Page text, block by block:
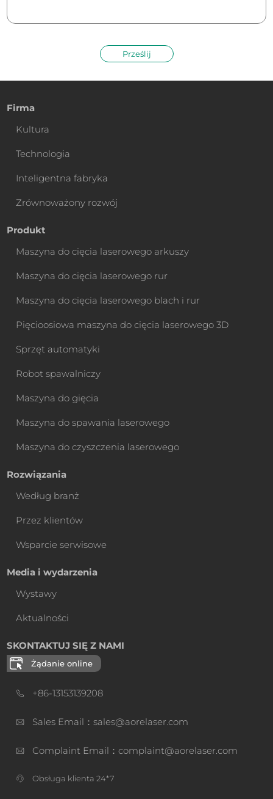
Prześlij
Firma
Kultura
Technologia
Inteligentna fabryka
Zrównoważony rozwój
Produkt
Maszyna do cięcia laserowego arkuszy
Maszyna do cięcia laserowego rur
Maszyna do cięcia laserowego blach i rur
Pięcioosiowa maszyna do cięcia laserowego 3D
Sprzęt automatyki
Robot spawalniczy
Maszyna do gięcia
Maszyna do spawania laserowego
Maszyna do czyszczenia laserowego
Rozwiązania
Według branż
Przez klientów
Wsparcie serwisowe
Media i wydarzenia
Wystawy
Aktualności
SKONTAKTUJ SIĘ Z NAMI
Żądanie online
+86-13153139208
Sales Email：sales@aorelaser.com
Complaint Email：complaint@aorelaser.com
Obsługa klienta 24*7